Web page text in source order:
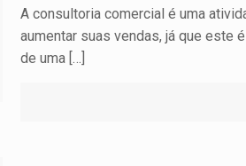
A consultoria comercial é uma
aumentar suas vendas, já que este
de uma […]